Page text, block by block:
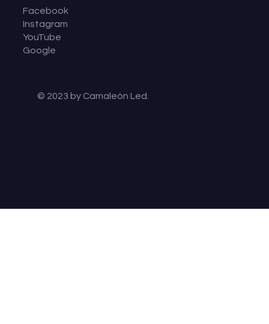
Facebook
Instagram
YouTube
Google
© 2023 by Camaleón Led.